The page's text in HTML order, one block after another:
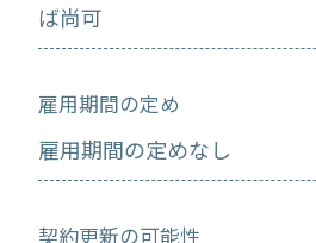
ば尚可
雇用期間の定め
雇用期間の定めなし
契約更新の可能性